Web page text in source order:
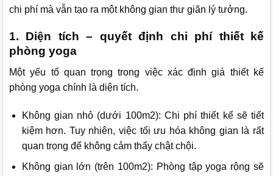
chi phí mà vẫn tạo ra một không gian thư giãn lý tưởng.
1. Diện tích – quyết định chi phí thiết kế
phòng yoga
Một yếu tố quan trọng trong việc xác định giá thiết kế
phòng yoga chính là diện tích.
Không gian nhỏ (dưới 100m2): Chi phí thiết kế sẽ tiết
kiệm hơn. Tuy nhiên, việc tối ưu hóa không gian là rất
quan trọng để không cảm thấy chật chội.
Không gian lớn (trên 100m2): Phòng tập yoga rộng sẽ